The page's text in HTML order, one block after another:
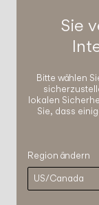
Sie
Bitte wählen
lokalen
Sie, dass
Region ändern